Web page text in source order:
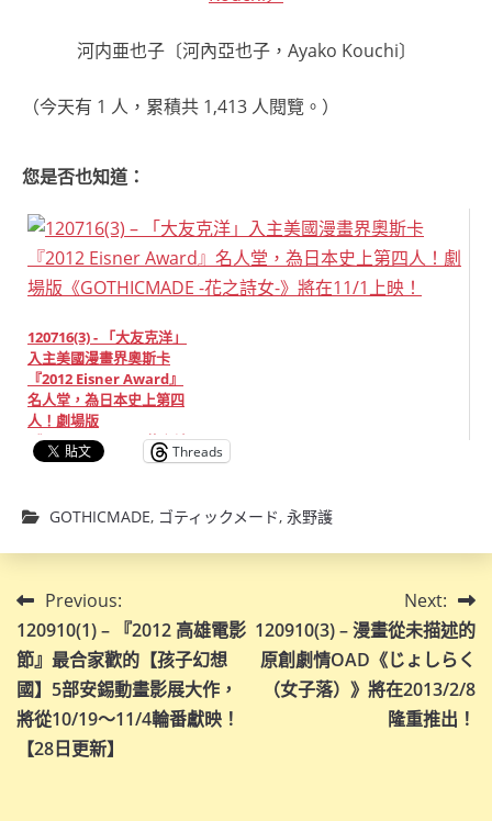
河内亜也子〔河內亞也子，Ayako Kouchi〕
（今天有 1 人，累積共 1,413 人閱覽。）
您是否也知道：
120716(3) - 「大友克洋」
入主美國漫畫界奧斯卡
『2012 Eisner Award』
名人堂，為日本史上第四
人！劇場版
《GOTHICMADE -花之詩
女-》將在11/1上映！
Threads
GOTHICMADE, ゴティックメード, 永野護
文
章
導
覽
Previous:
120910(1) – 『2012 高雄電影
節』最合家歡的【孩子幻想
國】5部安錫動畫影展大作，
將從10/19～11/4輪番獻映！
【28日更新】
Next:
120910(3) – 漫畫從未描述的
原創劇情OAD《じょしらく
（女子落）》將在2013/2/8
隆重推出！